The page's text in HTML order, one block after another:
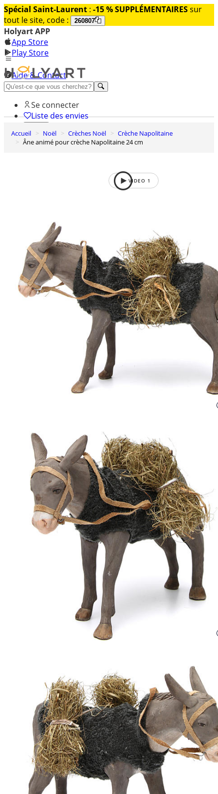
Spécial Saint-Laurent : -15 % SUPPLÉMENTAIRESsur
tout le site, code :
260807
Holyart APP
App Store
Play Store
Aide & Contact
Découvrez Premium
Se connecter
Liste des envies
0
Panier
Accueil Noël Crèches Noël
Crèche Napolitaine
Âne animé pour crèche Napolitaine 24 cm
VIDEO 1